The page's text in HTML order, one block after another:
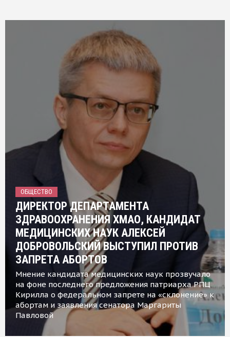
ОБЩЕСТВО
ДИРЕКТОР ДЕПАРТАМЕНТА
ЗДРАВООХРАНЕНИЯ ХМАО, КАНДИДАТ
МЕДИЦИНСКИХ НАУК АЛЕКСЕЙ
ДОБРОВОЛЬСКИЙ ВЫСТУПИЛ ПРОТИВ
ЗАПРЕТА АБОРТОВ
Мнение кандидата медицинских наук прозвучало
на фоне последнего предложения патриарха РПЦ
Кирилла о федеральном запрете на «склонение» к
абортам и заявления сенатора Маргариты
Павловой